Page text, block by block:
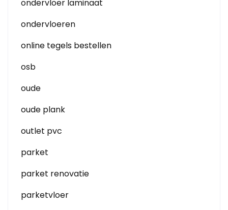
ondervloer laminaat
ondervloeren
online tegels bestellen
osb
oude
oude plank
outlet pvc
parket
parket renovatie
parketvloer